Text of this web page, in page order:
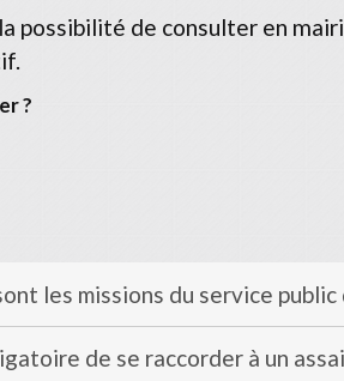
possibilité de consulter en
?
les missions du service
de se raccorder à un